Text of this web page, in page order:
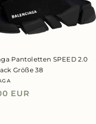
Pantoletten SPEED 2.0
Größe 38
EUR